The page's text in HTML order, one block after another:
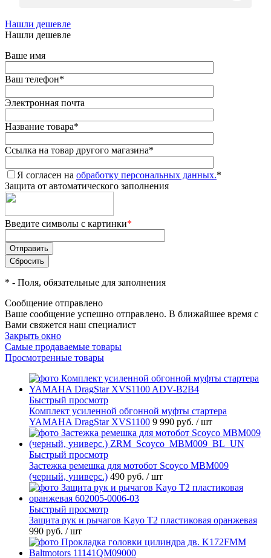
Нашли дешевле
Нашли дешевле
Ваше имя
Ваш телефон*
Электронная почта
Название товара*
Ссылка на товар другого магазина*
Я согласен на обработку персональных данных.*
Защита от автоматического заполнения
Введите символы с картинки*
* - Поля, обязательные для заполнения
Сообщение отправлено
Ваше сообщение успешно отправлено. В ближайшее время с
Вами свяжется наш специалист
Закрыть окно
Самые продаваемые товары
Просмотренные товары
Быстрый просмотр
Комплект усиленной обгонной муфты стартера
YAMAHA DragStar XVS1100 9 990 руб. / шт
Быстрый просмотр
Застежка ремешка для мотобот Scoyco MBM009
(черный, универс.) 490 руб. / шт
Быстрый просмотр
Защита рук и рычагов Kayo T2 пластиковая оранжевая
990 руб. / шт